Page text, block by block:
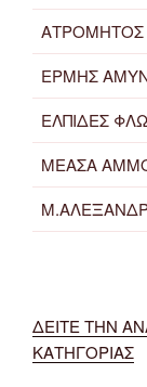
ΑΤΡΟΜΗΤΟΣ
ΕΡΜΗΣ
ΕΛΠΙΔΕΣ
ΜΕΑΣΑ
ΔΕΙΤΕ ΤΗΝ
ΚΑΤΗΓΟΡΙΑΣ